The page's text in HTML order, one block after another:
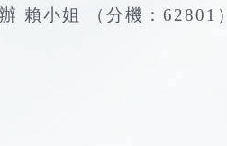
賴小姐 （分機：62801）